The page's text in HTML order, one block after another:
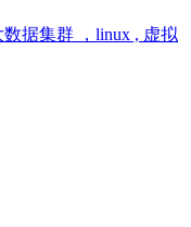
据集群 ，linux , 虚拟